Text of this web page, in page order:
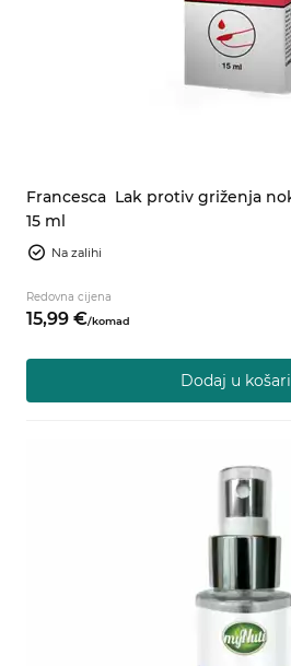
Francesca Lak protiv griženja
15 ml
Na zalihi
Redovna cijena
15,99 €/komad
Dodaj u